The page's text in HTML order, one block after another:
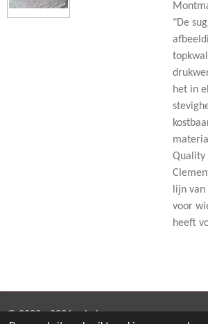
"De
het in
Quality
lijn van
voor
heeft
© 2022 - 2026 eshabra